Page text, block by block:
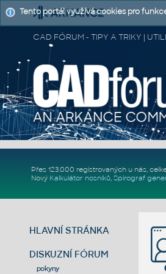
CAD FÓRUM - TIPY A TRIKY |
Přes 123.000 registrovaných u nás,
Nový Kalkulátor nosníků, Spirograf
HLAVNÍ STRÁNKA
DISKUZNÍ FÓRUM
pokyny
Tento portál využívá cookies pro